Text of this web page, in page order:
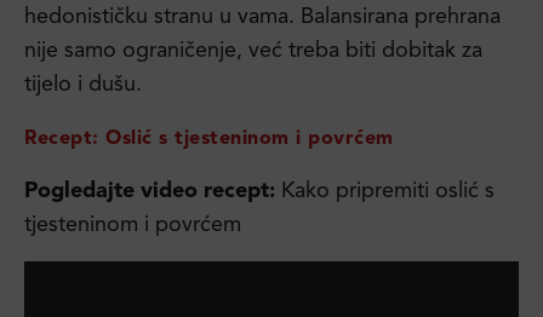
hedonističku stranu u vama. Balansirana prehrana
nije samo ograničenje, već treba biti dobitak za
tijelo i dušu.
Recept: Oslić s tjesteninom i povrćem
Pogledajte video recept: Kako pripremiti oslić s
tjesteninom i povrćem